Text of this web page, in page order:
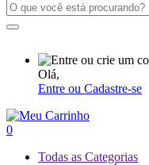
Olá,
Entre ou Cadastre-se
0
Todas as Categorias